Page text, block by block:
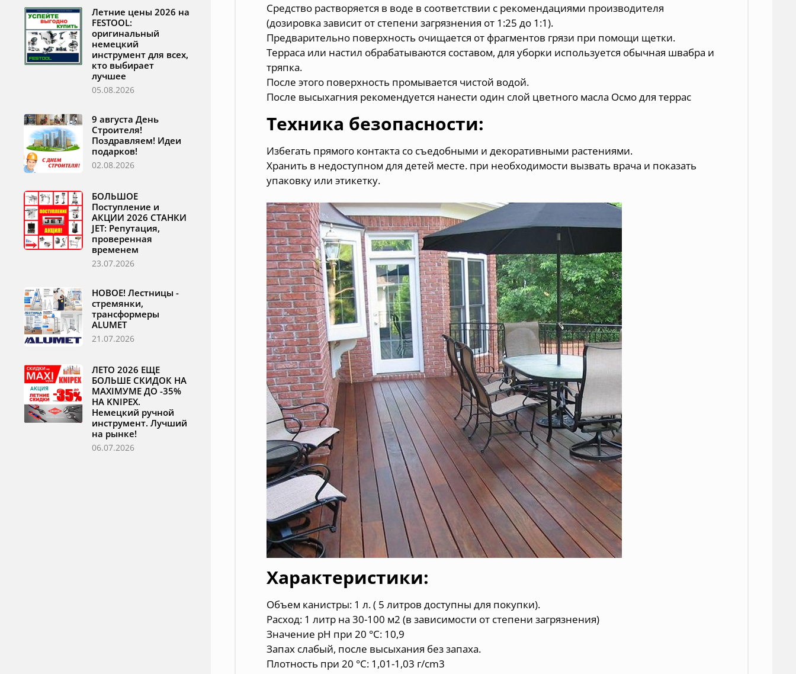
Средство растворяется в воде в соответствии с рекомендациями производителя
(дозировка зависит от степени загрязнения от 1:25 до 1:1).
Предварительно поверхность очищается от фрагментов грязи при помощи щетки.
Терраса или настил обрабатываются составом, для уборки используется обычная швабра и
тряпка.
После этого поверхность промывается чистой водой.
После высыхагния рекомендуется нанести один слой цветного масла Осмо для террас
Техника безопасности:
Избегать прямого контакта со съедобными и декоративными растениями.
Хранить в недоступном для детей месте. при необходимости вызвать врача и показать
упаковку или этикетку.
Характеристики:
Объем канистры: 1 л. ( 5 литров доступны для покупки).
Расход: 1 литр на 30-100 м2 (в зависимости от степени загрязнения)
Значение pH при 20 °C: 10,9
Запах слабый, после высыхания без запаха.
Плотность при 20 °C: 1,01-1,03 г/cm3
Летние цены 2026 на
FESTOOL:
оригинальный
немецкий
инструмент для всех,
кто выбирает
лучшее
05.08.2026
9 августа День
Строителя!
Поздравляем! Идеи
подарков!
02.08.2026
БОЛЬШОЕ
Поступление и
АКЦИИ 2026 СТАНКИ
JET: Репутация,
проверенная
временем
23.07.2026
НОВОЕ! Лестницы -
стремянки,
трансформеры
ALUMET
21.07.2026
ЛЕТО 2026 ЕЩЕ
БОЛЬШЕ СКИДОК НА
MAXIМУМЕ ДО -35%
НА KNIPEX.
Немецкий ручной
инструмент. Лучший
на рынке!
06.07.2026